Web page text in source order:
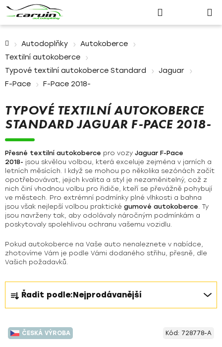
Přihlášení
košík
Autodoplňky
Autokoberce
Textilní autokoberce
Typové textilní autokoberce Standard
Jaguar
F-Pace
F-Pace 2018-
TYPOVÉ TEXTILNÍ AUTOKOBERCE
STANDARD JAGUAR F-PACE 2018-
Přesné textilní autokoberce pro vozy Jaguar F-Pace
2018- jsou skvělou volbou, která exceluje zejména v jarních a
letních měsících. I když se mohou po několika sezónách začít
opotřebovávat, jejich kvalita a styl je nezaměnitelný, což z
nich činí vhodnou volbu pro řidiče, kteří se převážně pohybují
ve městech. Pro extrémní podmínky plné vlhkosti a bahna
jsou však nejlepší volbou praktické gumové autokoberce. Ty
jsou navrženy tak, aby odolávaly náročným podmínkám a
poskytovaly spolehlivou ochranu vašemu vozidlu.
Pokud autokoberce na Vaše auto nenaleznete v nabídce,
zhotovíme Vám je podle Vámi dodaného střihu, přesně, dle
Vašich požadavků.
Ř
a
z
e
n
Řadit podle:Nejprodávanější
V
ý
ČESKÁ VÝROBA Kód: 728778-A